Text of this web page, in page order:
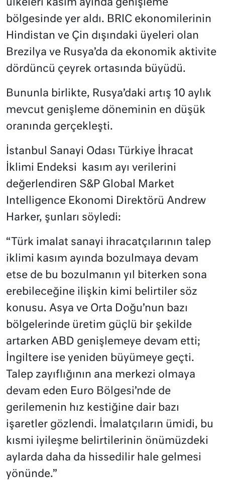
ülkeleri kasım ayında genişleme
bölgesinde yer aldı. BRIC ekonomilerinin
Hindistan ve Çin dışındaki üyeleri olan
Brezilya ve Rusya’da da ekonomik aktivite
dördüncü çeyrek ortasında büyüdü.
Bununla birlikte, Rusya’daki artış 10 aylık
mevcut genişleme döneminin en düşük
oranında gerçekleşti.
İstanbul Sanayi Odası Türkiye İhracat
İklimi Endeksi kasım ayı verilerini
değerlendiren S&P Global Market
Intelligence Ekonomi Direktörü Andrew
Harker, şunları söyledi:
“Türk imalat sanayi ihracatçılarının talep
iklimi kasım ayında bozulmaya devam
etse de bu bozulmanın yıl biterken sona
erebileceğine ilişkin kimi belirtiler söz
konusu. Asya ve Orta Doğu’nun bazı
bölgelerinde üretim güçlü bir şekilde
artarken ABD genişlemeye devam etti;
İngiltere ise yeniden büyümeye geçti.
Talep zayıflığının ana merkezi olmaya
devam eden Euro Bölgesi’nde de
gerilemenin hız kestiğine dair bazı
işaretler gözlendi. İmalatçıların ümidi, bu
kısmi iyileşme belirtilerinin önümüzdeki
aylarda daha da hissedilir hale gelmesi
yönünde.”